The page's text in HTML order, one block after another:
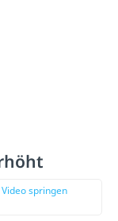
Video springen